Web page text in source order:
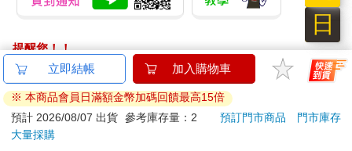
概略的解剖特徵和細胞結構（cytoarchitecture，即細胞在功能上
取得醫學學位後，布洛德曼就前往德國耶拿大學精神科診所工
作，認識了艾洛伊斯・阿茲海默（Alois Alzheimer，阿茲海默症
發現者）。在阿茲海默的勸服與鼓勵下，布洛德曼決定投入心
神，致力於基礎神經科學研究。
布洛德曼的研究結合了臨床觀察與哺乳動物大腦基礎研究，涵蓋
的範圍很廣。他將人腦的解剖結構與靈長類、齧齒類和有袋類動
物的大腦進行比較，並以動物和人類為實驗對象，利用刺激技術
提醒您！！
金石堂及銀行均不會請您操作ATM! 如接獲電話要求您前往
ATM提款機，請不要聽從指示，以免受騙上當！
退換貨須知：
**提醒您，鑑賞期不等於試用期，退回商品須為全新狀態**
立即結帳 加入購物車
※ 本商品會員日滿額金幣加碼回饋最高15倍
預計 2026/08/07 出貨 參考庫存量：2 預訂門市商品
門市庫存
大量採購